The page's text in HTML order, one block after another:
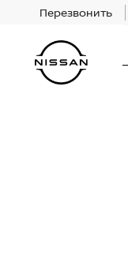
Перезвонить